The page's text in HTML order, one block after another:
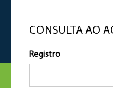
CONSULTA AO
Registro